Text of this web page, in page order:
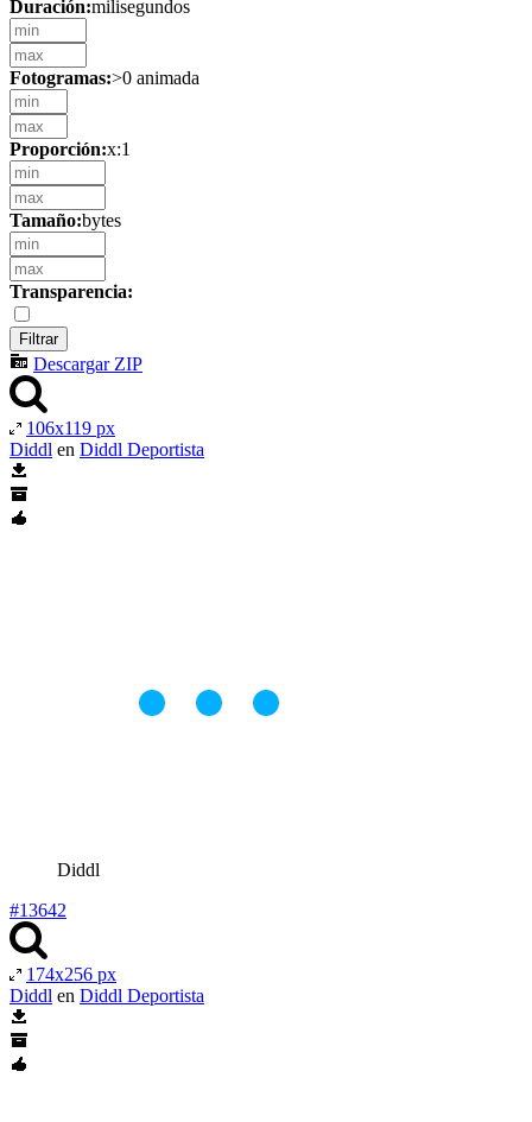
Duración:milisegundos
Fotogramas:>0 animada
Proporción:x:1
Tamaño:bytes
Transparencia:
Descargar ZIP
106x119 px
Diddl en Diddl Deportista
Diddl
#13642
174x256 px
Diddl en Diddl Deportista